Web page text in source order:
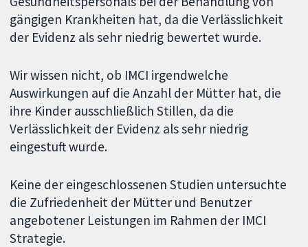
gängigen Krankheiten hat, da die Verlässlichkeit
der Evidenz als sehr niedrig bewertet wurde.
Wir wissen nicht, ob IMCI irgendwelche
Auswirkungen auf die Anzahl der Mütter hat, die
ihre Kinder ausschließlich Stillen, da die
Verlässlichkeit der Evidenz als sehr niedrig
eingestuft wurde.
Keine der eingeschlossenen Studien untersuchte
die Zufriedenheit der Mütter und Benutzer
angebotener Leistungen im Rahmen der IMCI
Strategie.